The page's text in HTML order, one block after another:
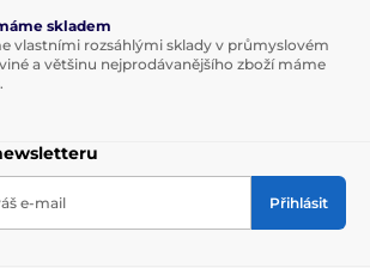
skladem
vlastními rozsáhlými sklady v průmyslovém
a většinu nejprodávanějšího zboží máme
e-mail Přihlásit